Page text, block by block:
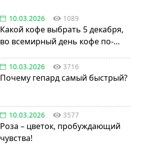
10.03.2026 1089
Какой кофе выбрать 5 декабря,
во всемирный день кофе по-
10.03.2026 3716
Почему гепард самый быстрый?
10.03.2026 3577
Роза – цветок, пробуждающий
чувства!